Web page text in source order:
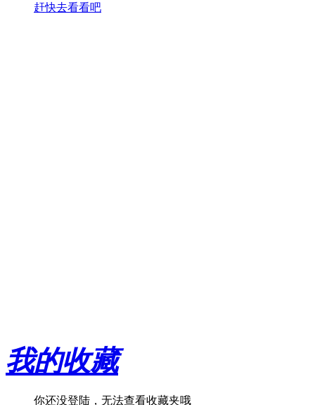
赶快去看看吧
我的收藏
你还没登陆，无法查看收藏夹哦